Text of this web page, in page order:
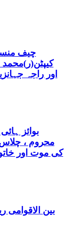
چیف
اور راجہ
بوائز
محروم ،
کی موت اور
بین الاقوامی